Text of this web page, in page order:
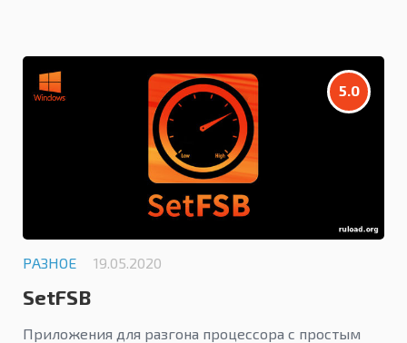
5.0
РАЗНОЕ 19.05.2020
SetFSB
Приложения для разгона процессора с простым